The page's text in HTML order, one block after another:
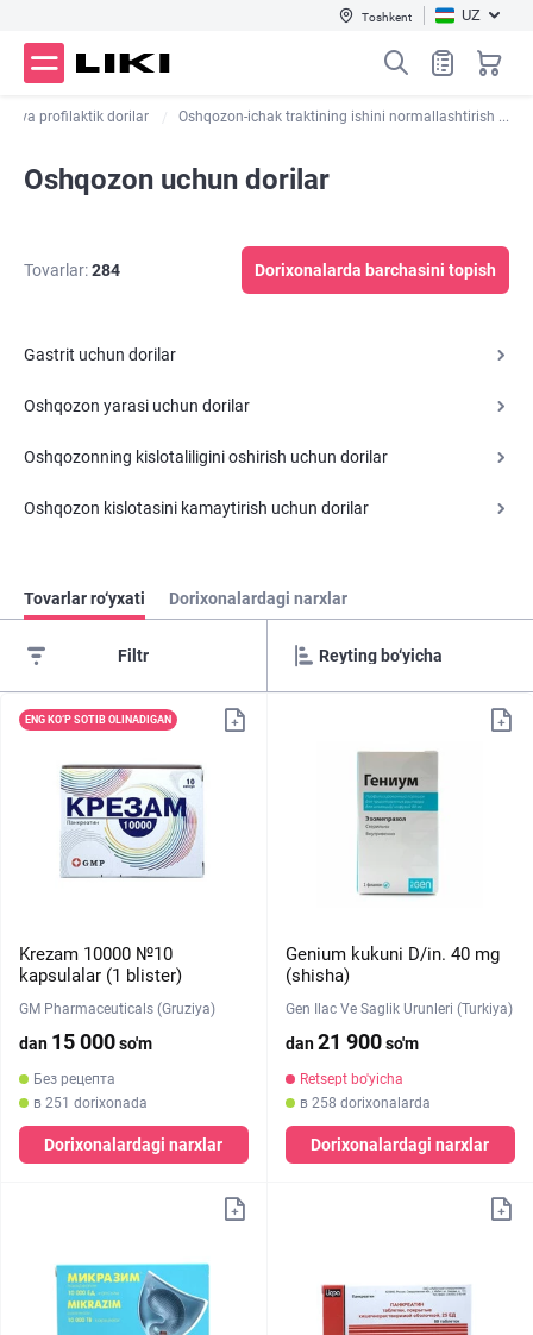
Toshkent UZ
va profilaktik dorilar Oshqozon-ichak traktining ishini normallashtirish ...
Oshqozon uchun dorilar
Tovarlar:284 Dorixonalarda barchasini topish
Gastrit uchun dorilar
Oshqozon yarasi uchun dorilar
Oshqozonning kislotaliligini oshirish uchun dorilar
Oshqozon kislotasini kamaytirish uchun dorilar
Tovarlar ro‘yxati Dorixonalardagi narxlar
Filtr
ENG KO‘P SOTIB OLINADIGAN
Krezam 10000 №10
kapsulalar (1 blister)
GM Pharmaceuticals (Gruziya)
dan 15 000so'm
Без рецепта
в 251 dorixonada
Dorixonalardagi narxlar
Genium kukuni D/in. 40 mg
(shisha)
Gen Ilac Ve Saglik Urunleri (Turkiya)
dan21 900so'm
Retsept bo'yicha
в 258 dorixonalarda
Dorixonalardagi narxlar